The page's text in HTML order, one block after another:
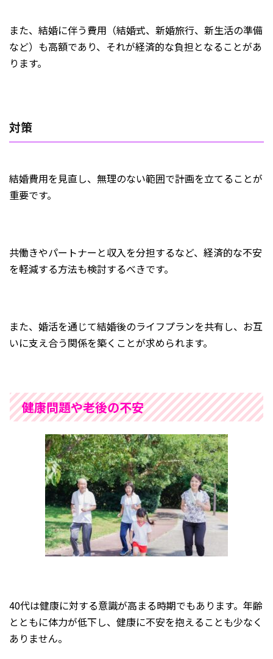
また、結婚に伴う費用（結婚式、新婚旅行、新生活の準備
など）も高額であり、それが経済的な負担となることがあ
ります。
対策
結婚費用を見直し、無理のない範囲で計画を立てることが
重要です。
共働きやパートナーと収入を分担するなど、経済的な不安
を軽減する方法も検討するべきです。
また、婚活を通じて結婚後のライフプランを共有し、お互
いに支え合う関係を築くことが求められます。
健康問題や老後の不安
40代は健康に対する意識が高まる時期でもあります。年齢
とともに体力が低下し、健康に不安を抱えることも少なく
ありません。